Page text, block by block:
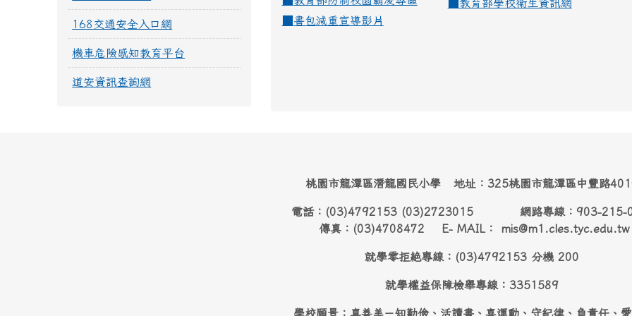
教育部學校衛生資訊網
書包減重宣導影片
168交通安全入口網
機車危險感知教育平台
道安資訊查詢網
桃園市龍潭區潛龍國民小學 地址：325桃園市龍潭區中豐路
電話：(03)4792153 (03)2723015 網路專線：903-215-
傳真：(03)4708472 E- MAIL： mis@m1.cles.tyc.edu.tw
就學零拒絶專線：(03)4792153 分機 200
就學權益保障檢舉專線：3351589
學校願景：真善美－知勤儉、活讀書、喜運動、守紀律、負責任、